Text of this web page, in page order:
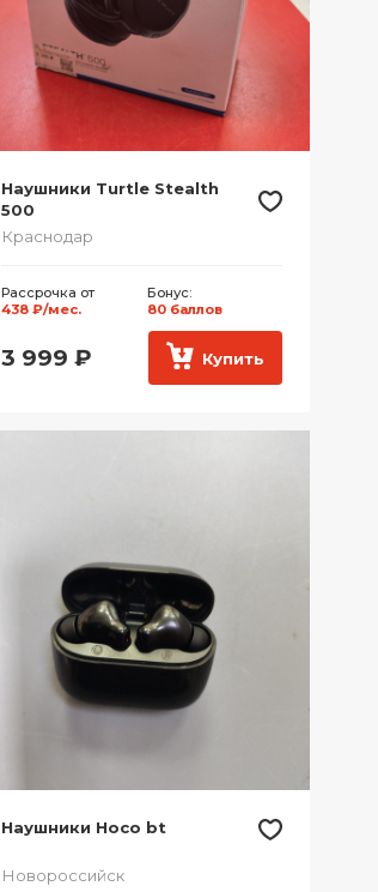
Наушники Turtle Stealth
500
Краснодар
Рассрочка от
438 ₽/мес.
Бонус:
80 баллов
3 999 ₽ Купить
Наушники Hoco bt
Новороссийск